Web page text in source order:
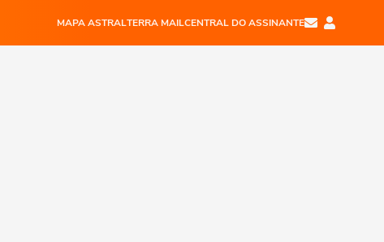
MAPA ASTRALTERRA MAILCENTRAL DO ASSINANTE